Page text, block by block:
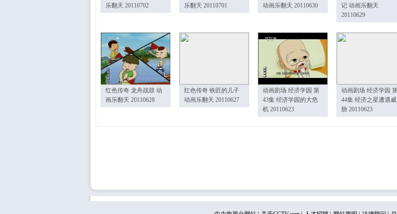
乐翻天 20110702
乐翻天 20110701
动画乐翻天 20110630
记 动画乐翻天
20110629
红色传奇 龙舟战鼓 动
画乐翻天 20110628
红色传奇 铁匠的儿子
动画乐翻天 20110627
动画剧场 经济学园 第
43集 经济学园的大危
机 20110623
动画剧场 经济学园
44集 经济之星遭遇威
胁 20110623